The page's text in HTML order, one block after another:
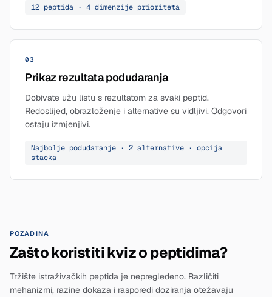
12 peptida · 4 dimenzije prioriteta
03
Prikaz rezultata podudaranja
Dobivate užu listu s rezultatom za svaki peptid.
Redoslijed, obrazloženje i alternative su vidljivi. Odgovori
ostaju izmjenjivi.
Najbolje podudaranje · 2 alternative · opcija
stacka
POZADINA
Zašto koristiti kviz o peptidima?
Tržište istraživačkih peptida je nepregledeno. Različiti
mehanizmi, razine dokaza i rasporedi doziranja otežavaju